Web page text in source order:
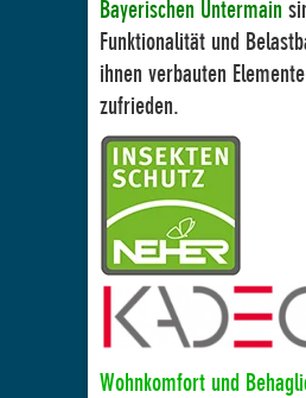
Bayerischen Untermain
Funktionalität und
ihnen verbauten
zufrieden.
Wohnkomfort und